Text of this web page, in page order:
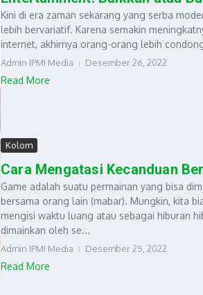
Kini di era zaman sekarang yang serba
lebih bervariatif. Karena semakin
internet, akhirnya orang-orang lebih
Admin IPMI Media Desember 26, 2022
Read More
Kolom
Cara Mengatasi Kecanduan
Game adalah suatu permainan yang bisa
bersama orang lain (mabar). Mungkin, kita
mengisi waktu luang atau sebagai hiburan
dimainkan oleh se...
Admin IPMI Media Desember 25, 2022
Read More